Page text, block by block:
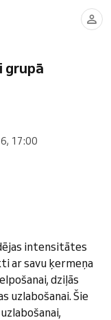
grupā
17:00
intensitātes
ar savu ķermeņa
dziļās
uzlabošanai. Šie